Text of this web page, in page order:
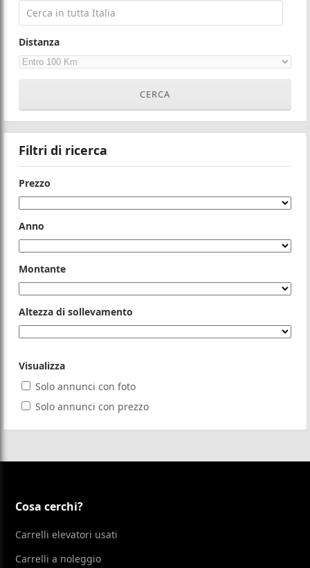
Distanza
Filtri di ricerca
Prezzo
Anno
Montante
Altezza di sollevamento
Visualizza
Solo annunci con foto
Solo annunci con prezzo
Cosa cerchi?
Carrelli elevatori usati
Carrelli a noleggio